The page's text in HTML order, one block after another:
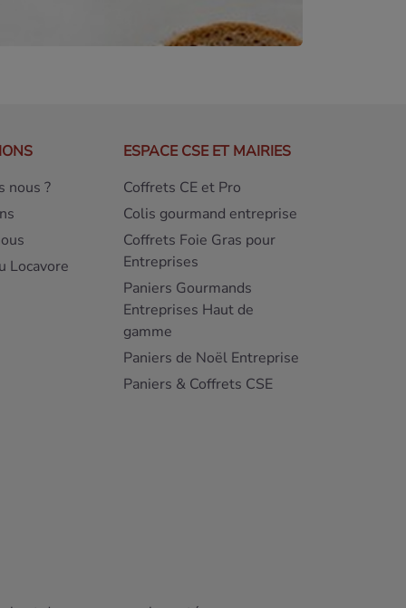
nous ?
Locavore
ESPACE CSE ET MAIRIES
Coffrets CE et Pro
Colis gourmand entreprise
Coffrets Foie Gras pour
Entreprises
Paniers Gourmands
Entreprises Haut de
gamme
Paniers de Noël Entreprise
Paniers & Coffrets CSE